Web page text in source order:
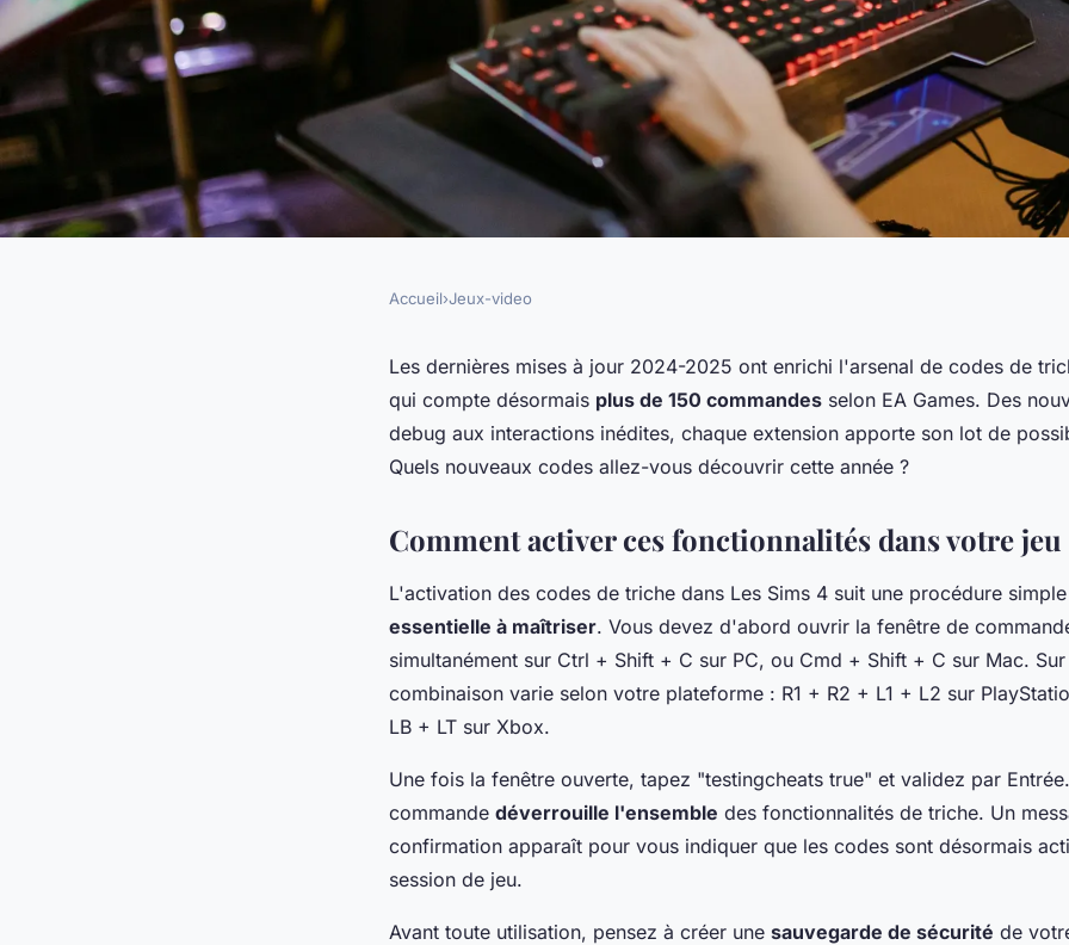
Les nouveaux codes de triche
essentiels pour les sims 4
Accueil›Jeux-video
Les dernières mises à jour 2024-2025 ont enrichi l'arsenal de codes de
qui compte désormais plus de 150 commandes selon EA Games. Des
debug aux interactions inédites, chaque extension apporte son lot de
Quels nouveaux codes allez-vous découvrir cette année ?
Comment activer ces fonctionnalités dans votre jeu
L'activation des codes de triche dans Les Sims 4 suit une procédure
essentielle à maîtriser. Vous devez d'abord ouvrir la fenêtre de
simultanément sur Ctrl + Shift + C sur PC, ou Cmd + Shift + C sur Mac.
combinaison varie selon votre plateforme : R1 + R2 + L1 + L2 sur
LB + LT sur Xbox.
Une fois la fenêtre ouverte, tapez "testingcheats true" et validez par
commande déverrouille l'ensemble des fonctionnalités de triche. Un
confirmation apparaît pour vous indiquer que les codes sont désormais
session de jeu.
Avant toute utilisation, pensez à créer une sauvegarde de sécurité de